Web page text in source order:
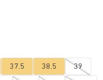
37.5 38.5 39